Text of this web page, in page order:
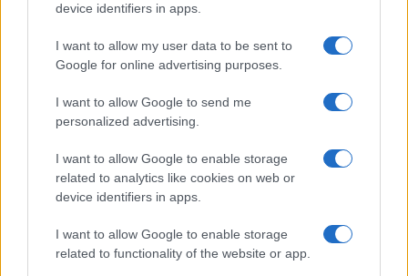
device identifiers in apps.
I want to allow my user data to be sent to
Google for online advertising purposes.
I want to allow Google to send me
personalized advertising.
I want to allow Google to enable storage
related to analytics like cookies on web or
device identifiers in apps.
I want to allow Google to enable storage
related to functionality of the website or app.